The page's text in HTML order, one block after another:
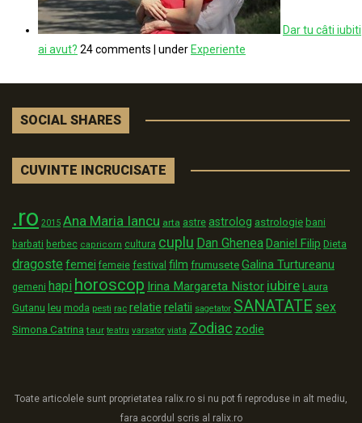
Dar tu câti iubiti
ai avut? 24 comments under Experiente
SOCIAL SHARES
CUVINTE INCRUCISATE
.ro 2015 Ana Maria Iancu arta astre astrolog astrologie bani
barbati berbec capricorn cultura cuplu Dan GheneaDaniel Filip Dieta
dragoste femei femeie festival film frumusete Galina Turtureanu
gemeni hapi horoscop Irina Margareta Nistor iubire Laura
Gutanu leu moda pesti rac relatie relatii sagetator SANATATE sex
Simona Catrina taur teatru varsator viata Zodiac zodie
Toate articolele sunt proprietatea ralix.ro si nu pot fi reproduse in alt mediu,
fara acordul scris al ralix.ro